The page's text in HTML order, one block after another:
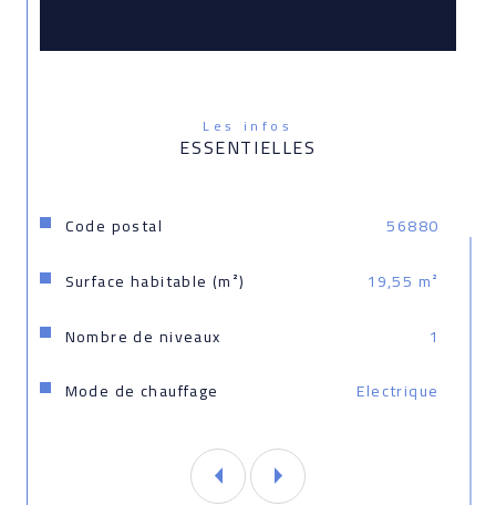
Les infos
ESSENTIELLES
Caractéristiques Valeurs
Code postal
56880
Surface habitable (m²)
19,55 m²
Nombre de niveaux
1
Mode de chauffage
Electrique